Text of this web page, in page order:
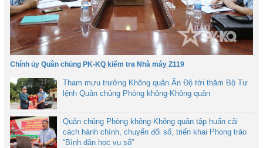
Chính ủy Quân chủng PK-KQ kiểm tra Nhà máy Z119
Tham mưu trưởng Không quân Ấn Độ tới thăm Bộ Tư
lệnh Quân chủng Phòng không-Không quân
Quân chủng Phòng không-Không quân tập huấn cải
cách hành chính, chuyển đổi số, triển khai Phong trào
“Bình dân học vụ số”